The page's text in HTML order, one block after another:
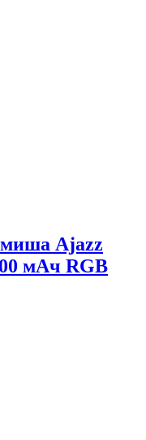
миша Ajazz
мАч RGB